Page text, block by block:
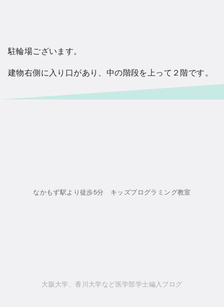
駐輪場ございます。
建物右側に入り口があり、中の階段を上って２階です。
なかもず駅より徒歩5分 キッズプログラミング教室
大阪大学、香川大学など医学部学士編入ブログ